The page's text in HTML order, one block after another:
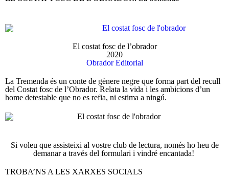
El costat fosc de l’obrador
2020
Obrador Editorial
La Tremenda és un conte de gènere negre que forma part del recull
del Costat fosc de l’Obrador. Relata la vida i les ambicions d’un
home detestable que no es refia, ni estima a ningú.
Si voleu que assisteixi al vostre club de lectura, només ho heu de
demanar a través del formulari i vindré encantada!
TROBA’NS A LES XARXES SOCIALS